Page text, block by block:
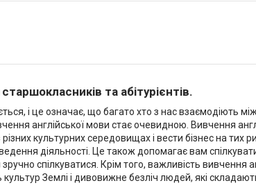
та абітурієнтів.
і це означає, що багато хто з нас взаємодіють
англійської мови стає очевидною. Вивчення
культурних середовищах і вести бізнес на тих
діяльності. Це також допомагає вам
спілкуватися. Крім того, важливість вивчення
Землі і дивовижне безліч людей, які